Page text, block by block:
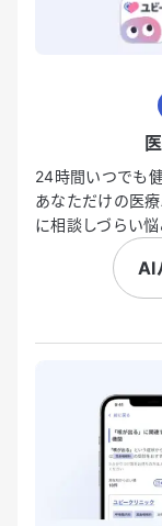
24時間いつでも
あなただけの医
に相談しづらい
AI